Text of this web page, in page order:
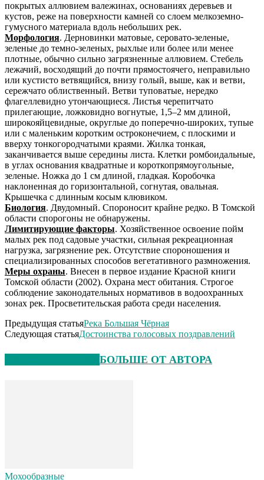
покрытых аллювием валежинах, основаниях деревьев и
кустов, реже на поверхности камней со слоем мелкоземно-
гумусного материала вдоль небольших рек.
Морфология. Дерновинки матовые, серовато-зеленые,
зеленые до темно-зеленых, рыхлые или более или менее
плотные, обычно сильно загрязненные аллювием. Стебель
лежачий, восходящий до почти прямостоячего, неправильно
или кустисто ветвящийся, внизу голый, выше, как и ветви,
сережчато облиственный. Ветви туповатые, нередко
флагеллевидно утончающиеся. Листья черепитчато
прилегающие, ложковидно вогнутые, 1,5–2 мм длиной,
широкояйцевидные, округлые до поперечно-широких, тупые
или с маленьким коротким остроконечием, с плоскими и
вверху тонкогородчатыми краями. Жилка тонкая,
заканчивается выше середины листа. Клетки ромбоидальные,
в углах основания квадратные и короткопрямоугольные,
зеленые. Ножка до 1 см длиной, гладкая. Коробочка
наклоненная до горизонтальной, согнутая, овальная.
Крышечка с длинным косым клювиком.
Биология. Двудомный. Спороносит крайне редко. В Томской
области спорогоны не обнаружены.
Лимитирующие факторы. Хозяйственное освоение пойм
малых рек под садовые участки, сильная рекреационная
нагрузка, загрязнение рек. Отсутствие спороношения и
специализированных способов вегетативного размножения.
Меры охраны. Внесен в первое издание Красной книги
Томской области (2002). Охрана мест обитания. Строгое
соблюдение законодательных нормативов в водоохранных
зонах рек. Просветительская работа среди населения.
Предыдущая статьяРека Большая Чёрная
Следующая статьяДостоинства голосовых поздравлений
БОЛЬШЕ ОТ АВТОРА
Мохообразные